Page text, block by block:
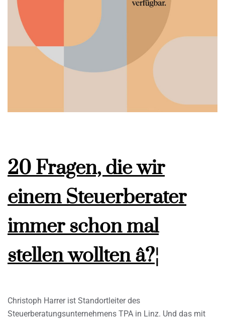
20 Fragen, die wir
einem Steuerberater
immer schon mal
stellen wollten â?¦
Christoph Harrer ist Standortleiter des
Steuerberatungsunternehmens TPA in Linz. Und das mit